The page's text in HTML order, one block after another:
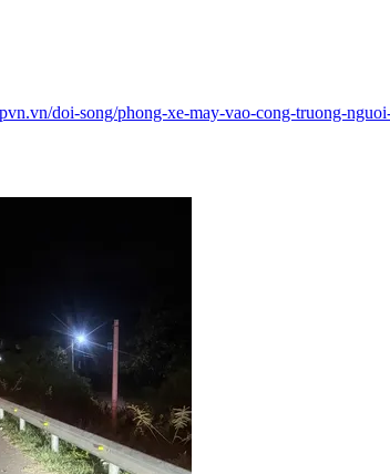
doi-song/phong-xe-may-vao-cong-truong-